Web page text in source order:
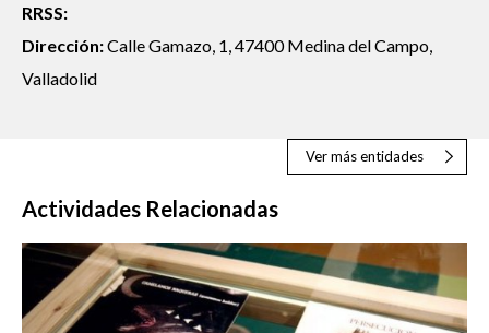
RRSS:
Dirección:Calle Gamazo, 1, 47400 Medina del Campo,
Valladolid
Ver más entidades
Actividades Relacionadas